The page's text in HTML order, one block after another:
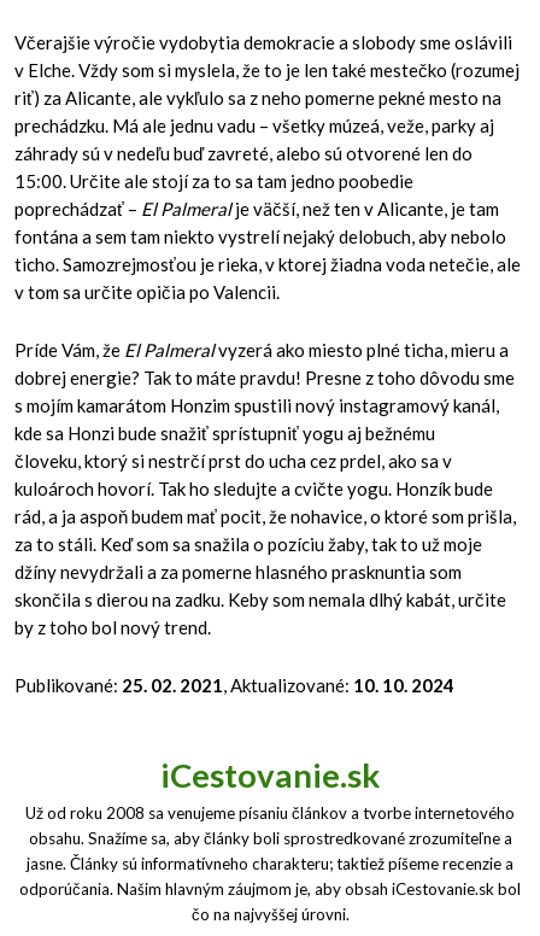
Včerajšie výročie vydobytia demokracie a slobody sme oslávili
v Elche. Vždy som si myslela, že to je len také mestečko (rozumej
riť) za Alicante, ale vykľulo sa z neho pomerne pekné mesto na
prechádzku. Má ale jednu vadu – všetky múzeá, veže, parky aj
záhrady sú v nedeľu buď zavreté, alebo sú otvorené len do
15:00. Určite ale stojí za to sa tam jedno poobedie
poprechádzať – El Palmeralje väčší, než ten v Alicante, je tam
fontána a sem tam niekto vystrelí nejaký delobuch, aby nebolo
ticho. Samozrejmosťou je rieka, v ktorej žiadna voda netečie, ale
v tom sa určite opičia po Valencii.
Príde Vám, že El Palmeralvyzerá ako miesto plné ticha, mieru a
dobrej energie? Tak to máte pravdu! Presne z toho dôvodu sme
s mojím kamarátom Honzim spustili nový instagramový kanál,
kde sa Honzi bude snažiť sprístupniť yogu aj bežnému
človeku, ktorý si nestrčí prst do ucha cez prdel, ako sa v
kuloároch hovorí. Tak ho sledujte a cvičte yogu. Honzík bude
rád, a ja aspoň budem mať pocit, že nohavice, o ktoré som prišla,
za to stáli. Keď som sa snažila o pozíciu žaby, tak to už moje
džíny nevydržali a za pomerne hlasného prasknuntia som
skončila s dierou na zadku. Keby som nemala dlhý kabát, určite
by z toho bol nový trend.
Publikované: 25. 02. 2021, Aktualizované: 10. 10. 2024
iCestovanie.sk
Už od roku 2008 sa venujeme písaniu článkov a tvorbe internetového
obsahu. Snažíme sa, aby články boli sprostredkované zrozumiteľne a
jasne. Články sú informatívneho charakteru; taktiež píšeme recenzie a
odporúčania. Našim hlavným záujmom je, aby obsah iCestovanie.sk bol
čo na najvyššej úrovni.